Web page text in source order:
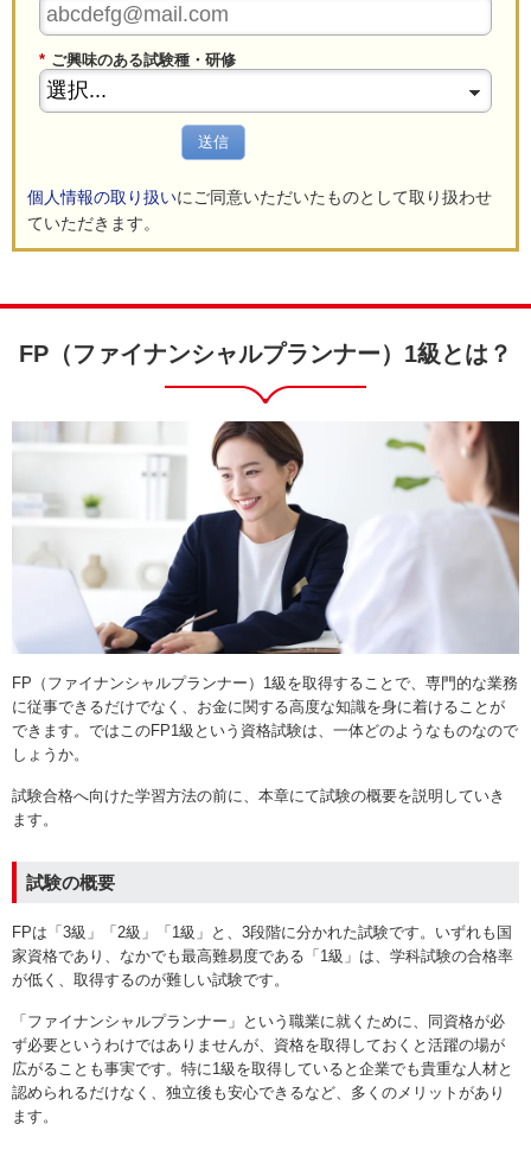
* ご興味のある試験種・研修
送信
個人情報の取り扱いにご同意いただいたものとして取り扱わせ
ていただきます。
FP（ファイナンシャルプランナー）1級とは？
FP（ファイナンシャルプランナー）1級を取得することで、専門的な業務
に従事できるだけでなく、お金に関する高度な知識を身に着けることが
できます。ではこのFP1級という資格試験は、一体どのようなものなので
しょうか。
試験合格へ向けた学習方法の前に、本章にて試験の概要を説明していき
ます。
試験の概要
FPは「3級」「2級」「1級」と、3段階に分かれた試験です。いずれも国
家資格であり、なかでも最高難易度である「1級」は、学科試験の合格率
が低く、取得するのが難しい試験です。
「ファイナンシャルプランナー」という職業に就くために、同資格が必
ず必要というわけではありませんが、資格を取得しておくと活躍の場が
広がることも事実です。特に1級を取得していると企業でも貴重な人材と
認められるだけなく、独立後も安心できるなど、多くのメリットがあり
ます。